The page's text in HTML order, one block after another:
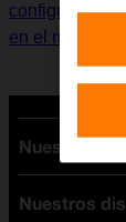
configurar el
en el móvil
Nuestras
Tarifas
Nuestros